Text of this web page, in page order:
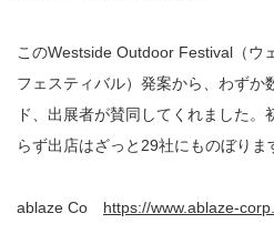
このWestside Outdoor Festival（ウ
フェスティバル）発案から、わずか
ド、出展者が賛同してくれました
らず出店はざっと29社にものぼりま
ablaze Co https://www.ablaze-